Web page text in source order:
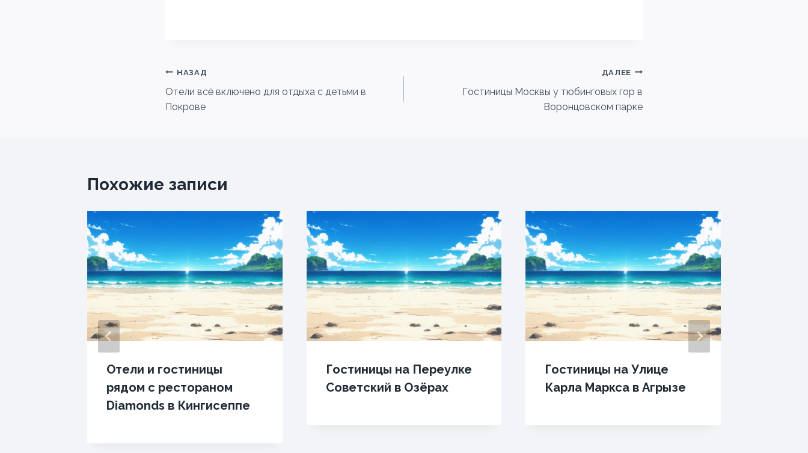
Навигация
по
НАЗАД
Отели всё включено для отдыха с детьми в
Покрове
ДАЛЕЕ
Гостиницы Москвы у тюбинговых гор в
Воронцовском парке
Похожие записи
Отели и гостиницы
рядом с рестораном
Diamonds в Кингисеппе
Гостиницы на Переулке
Советский в Озёрах
Гостиницы на Улице
Карла Маркса в Агрызе